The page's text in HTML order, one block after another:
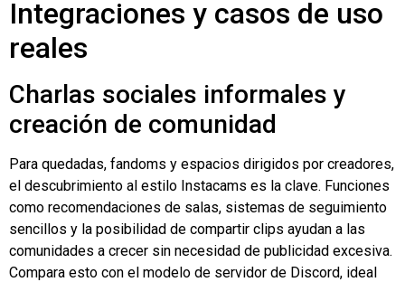
Integraciones y casos de uso
reales
Charlas sociales informales y
creación de comunidad
Para quedadas, fandoms y espacios dirigidos por creadores,
el descubrimiento al estilo Instacams es la clave. Funciones
como recomendaciones de salas, sistemas de seguimiento
sencillos y la posibilidad de compartir clips ayudan a las
comunidades a crecer sin necesidad de publicidad excesiva.
Compara esto con el modelo de servidor de Discord, ideal